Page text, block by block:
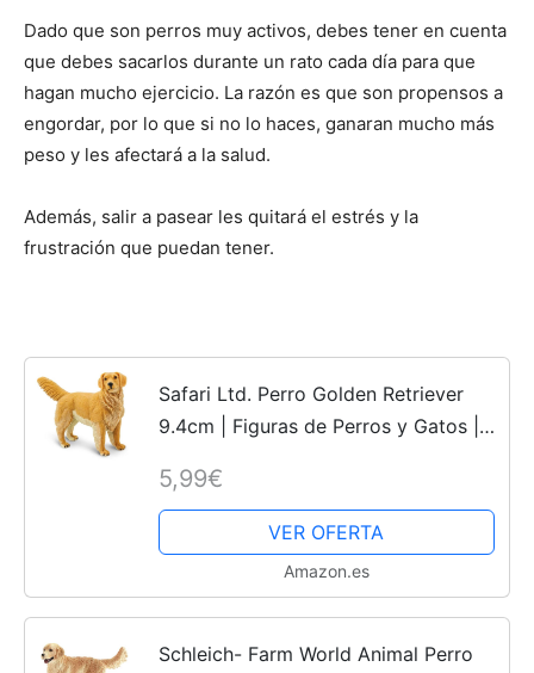
Dado que son perros muy activos, debes tener en cuenta
que debes sacarlos durante un rato cada día para que
hagan mucho ejercicio. La razón es que son propensos a
engordar, por lo que si no lo haces, ganaran mucho más
peso y les afectará a la salud.
Además, salir a pasear les quitará el estrés y la
frustración que puedan tener.
Safari Ltd. Perro Golden Retriever
9.4cm | Figuras de Perros y Gatos |
Libre de BPA | Apto para niños de 3
5,99€
VER OFERTA
Amazon.es
Schleich- Farm World Animal Perro